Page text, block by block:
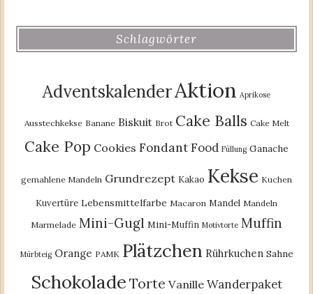
Schlagwörter
AdventskalenderAktion Aprikose
Ausstechkekse Banane Biskuit Brot Cake Balls Cake Melt
Cake Pop Cookies Fondant Food Füllung Ganache
gemahlene Mandeln Grundrezept Kakao Kekse Kuchen
Kuvertüre Lebensmittelfarbe Macaron Mandel Mandeln
Marmelade Mini-Gugl Mini-Muffin Motivtorte Muffin
Mürbteig Orange PAMK Plätzchen Rührkuchen Sahne
Schokolade Torte Vanille Wanderpaket